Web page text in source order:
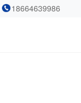
18664639986